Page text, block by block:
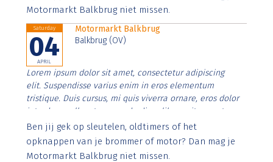
Motormarkt Balkbrug niet missen.
Saturday
04
APRIL
Motormarkt Balkbrug
Balkbrug (OV)
Lorem ipsum dolor sit amet, consectetur adipiscing
elit. Suspendisse varius enim in eros elementum
tristique. Duis cursus, mi quis viverra ornare, eros dolor
interdum nulla, ut commodo diam libero vitae erat.
Aenean faucibus nibh et justo cursus id rutrum lorem
imperdiet. Nunc ut sem vitae risus tristique posuere.
Ben jij gek op sleutelen, oldtimers of het
opknappen van je brommer of motor? Dan mag je
Motormarkt Balkbrug niet missen.